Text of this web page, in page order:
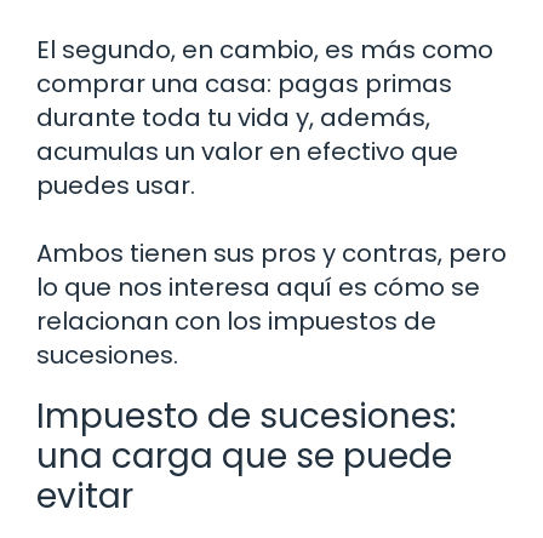
El segundo, en cambio, es más como
comprar una casa: pagas primas
durante toda tu vida y, además,
acumulas un valor en efectivo que
puedes usar.
Ambos tienen sus pros y contras, pero
lo que nos interesa aquí es cómo se
relacionan con los impuestos de
sucesiones.
Impuesto de sucesiones:
una carga que se puede
evitar